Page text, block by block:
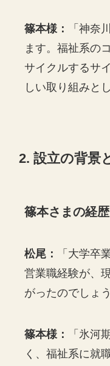
篠本様：
「神奈
ます。福祉系の
サイクルするサ
しい取り組みと
2. 設立の背景
篠本さまの経
松尾：
「大学卒
営業職経験が、
がったのでしょ
篠本様：
「氷河
く、福祉系に就